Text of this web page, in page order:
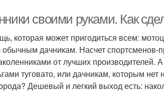
своими руками. Как
которая может пригодиться всем:
дачникам. Насчет спортсменов-
от лучших производителей.
туговато, или дачникам, которым нет
Дешевый и легкий выход есть: